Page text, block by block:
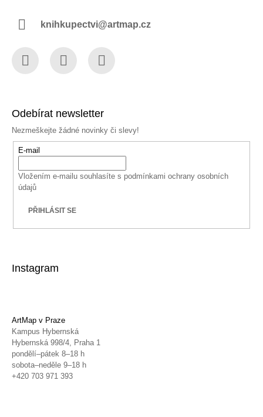
knihkupectvi@artmap.cz
Odebírat newsletter
Nezmeškejte žádné novinky či slevy!
E-mail
Vložením e-mailu souhlasíte s podmínkami ochrany osobních
údajů
PŘIHLÁSIT SE
Instagram
ArtMap v Praze
Kampus Hybernská
Hybernská 998/4, Praha 1
pondělí–pátek 8–18 h
sobota–neděle 9–18 h
+420 703 971 393